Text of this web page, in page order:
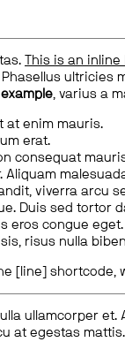
This is an inline
, varius a
at enim mauris.
erat.
consequat
Aliquam
viverra arcu
Duis sed tortor
eros congue
risus nulla
[line] shortcode,
ullamcorper
at egestas